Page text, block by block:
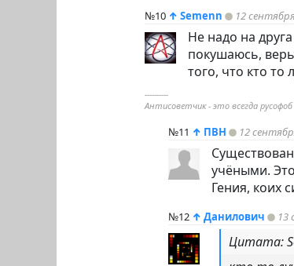
№10 ↑ Semenn 12
Не надо на
покушаюсь,
того, что кто то
----------
Антисоветчик - это всегда
№11 ↑ ПВН 12
учёными.
Гения, коих
№12 ↑ Данилович 13
Цитата: